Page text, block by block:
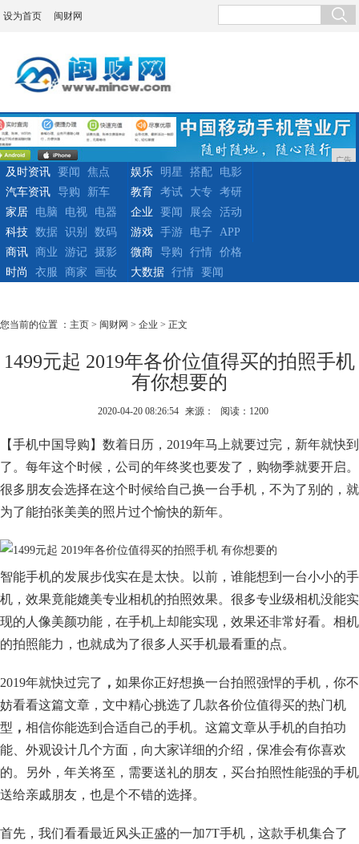
设为首页 闽财网
广告
及时资讯 要闻
焦点
汽车资讯
导购 新车
娱乐 明星 搭配
电影
教育
考试 大专
考研
家居
电脑 电视
电器
科技
数据 识别 数码
企业 要闻 展会
活动
游戏
手游 电子
APP
商讯
商业 游记
摄影
时尚
衣服 商家 画妆
微商 导购 行情
价格
大数据
行情 要闻
您当前的位置 ： 主页 > 闽财网 > 企业 > 正文
1499元起 2019年各价位值得买的拍照手机
有你想要的
2020-04-20 08:26:54 来源： 阅读：1200
【手机中国导购】数着日历，2019年马上就要过完，新年就快到
了。每年这个时候，公司的年终奖也要发了，购物季就要开启。
很多朋友会选择在这个时候给自己换一台手机，不为了别的，就
为了能拍张美美的照片过个愉快的新年。
智能手机的发展步伐实在是太快。以前，谁能想到一台小小的手
机，效果竟能媲美专业相机的拍照效果。很多专业级相机没能实
现的人像美颜功能，在手机上却能实现，效果还非常好看。相机
的拍照能力，也就成为了很多人买手机最看重的点。
2019年就快过完了 ， 如果你正好想换一台拍照强悍的手机，你不
妨看看这篇文章，文中精心挑选了几款各价位值得买的热门机
型 ， 相信你能选到合适自己的手机。这篇文章从手机的自拍功
能、外观设计几个方面，向大家详细的介绍，保准会有你喜欢
的。另外，年关将至，需要送礼的朋友，买台拍照性能强的手机
送给亲戚朋友，也是个不错的选择。
首先，我们看看最近风头正盛的一加7T手机，这款手机集合了